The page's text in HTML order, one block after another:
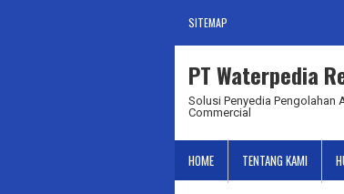
SITEMAP
PT Waterpedia
Solusi Penyedia Pengolahan
Commercial
HOME TENTANG KAMI